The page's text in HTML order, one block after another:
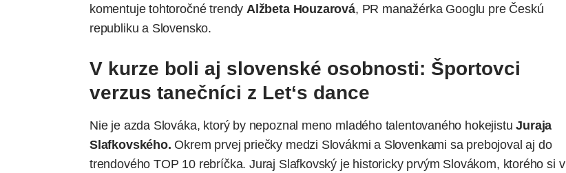
komentuje tohtoročné trendy Alžbeta Houzarová, PR manažérka Googlu pre Českú
republiku a Slovensko.
V kurze boli aj slovenské osobnosti: Športovci
verzus tanečníci z Let‘s dance
Nie je azda Slováka, ktorý by nepoznal meno mladého talentovaného hokejistuJuraja
Slafkovského. Okrem prvej priečky medzi Slovákmi a Slovenkami sa prebojoval aj do
trendového TOP 10 rebríčka. Juraj Slafkovský je historicky prvým Slovákom, ktorého si v